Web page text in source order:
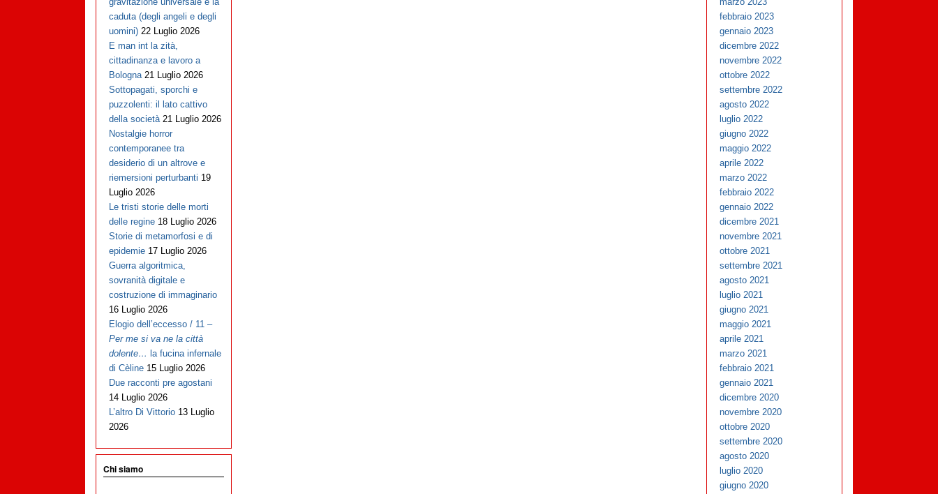
caduta (degli angeli e degli
uomini) 22 Luglio 2026
E man int la zità,
cittadinanza e lavoro a
Bologna 21 Luglio 2026
Sottopagati, sporchi e
puzzolenti: il lato cattivo
della società 21 Luglio 2026
Nostalgie horror
contemporanee tra
desiderio di un altrove e
riemersioni perturbanti 19
Luglio 2026
Le tristi storie delle morti
delle regine 18 Luglio 2026
Storie di metamorfosi e di
epidemie 17 Luglio 2026
Guerra algoritmica,
sovranità digitale e
costruzione di immaginario
16 Luglio 2026
Elogio dell’eccesso / 11 –
Per me si va ne la città
dolente… la fucina infernale
di Cèline 15 Luglio 2026
Due racconti pre agostani
14 Luglio 2026
L’altro Di Vittorio 13 Luglio
2026
Chi siamo
febbraio 2023
gennaio 2023
dicembre 2022
novembre 2022
ottobre 2022
settembre 2022
agosto 2022
luglio 2022
giugno 2022
maggio 2022
aprile 2022
marzo 2022
febbraio 2022
gennaio 2022
dicembre 2021
novembre 2021
ottobre 2021
settembre 2021
agosto 2021
luglio 2021
giugno 2021
maggio 2021
aprile 2021
marzo 2021
febbraio 2021
gennaio 2021
dicembre 2020
novembre 2020
ottobre 2020
settembre 2020
agosto 2020
luglio 2020
giugno 2020